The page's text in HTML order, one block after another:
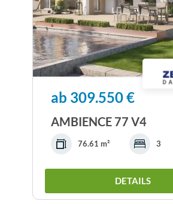
ab 309.550 €
AMBIENCE 77 V4
76.61 m² 3
DETAILS